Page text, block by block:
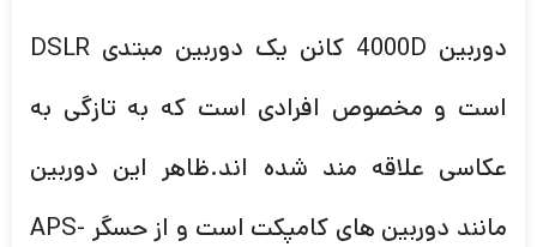
دوربین 4000D کانن یک دوربین مبتدی DSLR
است و مخصوص افرادی است که به تازگی به
عکاسی علاقه مند شده اند.ظاهر این دوربین
مانند دوربین های کامپکت است و از حسگر APS-